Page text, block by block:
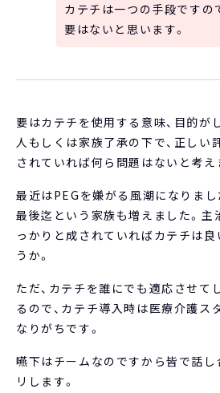
カテチは一つの手段ですの
要はないと思います。
要はカテチを使用する意味、目的が
人もしくは家族了承の下で、正しい
されていれば何ら問題はないと考え
最近はPEGを嫌がる風潮になりまし
最後迄という家族も増えました。主
っかりと成されていればカテチは
うか。
ただ、カテチを誰にでも適応させて
るので、カテチ導入時は医療介護ス
なりがちです。
嚥下はチームなのですから皆で話
リします。